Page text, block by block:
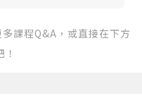
多課程Q&A，或直接在下方